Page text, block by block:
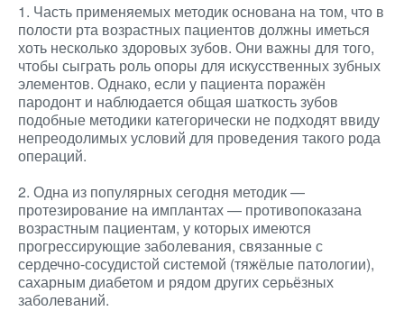
1. Часть применяемых методик основана на том, что в
полости рта возрастных пациентов должны иметься
хоть несколько здоровых зубов. Они важны для того,
чтобы сыграть роль опоры для искусственных зубных
элементов. Однако, если у пациента поражён
пародонт и наблюдается общая шаткость зубов
подобные методики категорически не подходят ввиду
непреодолимых условий для проведения такого рода
операций.
2. Одна из популярных сегодня методик —
протезирование на имплантах — противопоказана
возрастным пациентам, у которых имеются
прогрессирующие заболевания, связанные с
сердечно-сосудистой системой (тяжёлые патологии),
сахарным диабетом и рядом других серьёзных
заболеваний.